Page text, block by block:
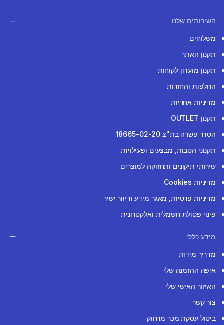
השירותים שלנו
משלוחים
תקנון האתר
תקנון מועדון לקוחות
החלפות והחזרות
מדיניות אחריות
תקנון OUTLET
הסדר פשרה בת"צ 18665-02-20
תקנוני הטבות, מבצעים ופעילויות
שירותי תיקונים ותחזוקה למוצרים
מדיניות Cookies
מדיניות פרטיות, מאגר מידע ודיוור ישיר
פינוי פסולת חשמלית ואלקטרונית
מידע כללי
מדריך מידות
איפה ההזמנה שלי
האיזור האישי שלי
צור קשר
ביטול עסקת מכר מרחוק